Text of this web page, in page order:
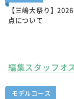
【三嶋大祭り】
点について
編集スタッフオ
モデルコース